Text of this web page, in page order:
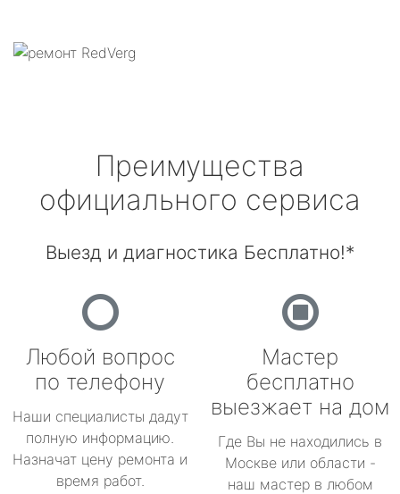
Преимущества
официального сервиса
Выезд и диагностика Бесплатно!*
Любой вопрос
по телефону
Наши специалисты дадут
полную информацию.
Назначат цену ремонта и
время работ.
Мастер
бесплатно
выезжает на дом
Где Вы не находились в
Москве или области -
наш мастер в любом